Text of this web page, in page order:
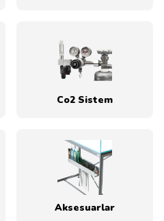
Co2 Sistem
Aksesuarlar